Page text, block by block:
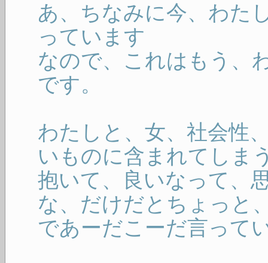
あ、ちなみに今、わた
っています
なので、これはもう、
です。
わたしと、女、社会性
いものに含まれてしま
抱いて、良いなって、
な、だけだとちょっと
であーだこーだ言って